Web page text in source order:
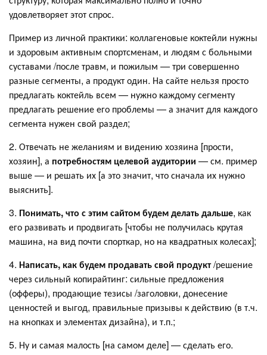
удовлетворяет этот спрос.
Пример из личной практики: коллагеновые коктейли нужны
и здоровым активным спортсменам, и людям с больными
суставами /после травм, и пожилым — три совершенно
разные сегменты, а продукт один. На сайте нельзя просто
предлагать коктейль всем — нужно каждому сегменту
предлагать решение его проблемы — а значит для каждого
сегмента нужен свой раздел;
2. Отвечать не желаниям и видению хозяина [прости,
хозяин], а потребностям целевой аудитории — см. пример
выше — и решать их [а это значит, что сначала их нужно
выяснить].
3. Понимать, что с этим сайтом будем делать дальше, как
его развивать и продвигать [чтобы не получилась крутая
машина, на вид почти спорткар, но на квадратных колесах];
4. Написать, как будем продавать свой продукт/решение
через сильный копирайтинг: сильные предложения
(офферы), продающие тезисы /заголовки, донесение
ценностей и выгод, правильные призывы к действию (в т.ч.
на кнопках и элементах дизайна), и т.п.;
5. Ну и самая малость [на самом деле] — сделать его.